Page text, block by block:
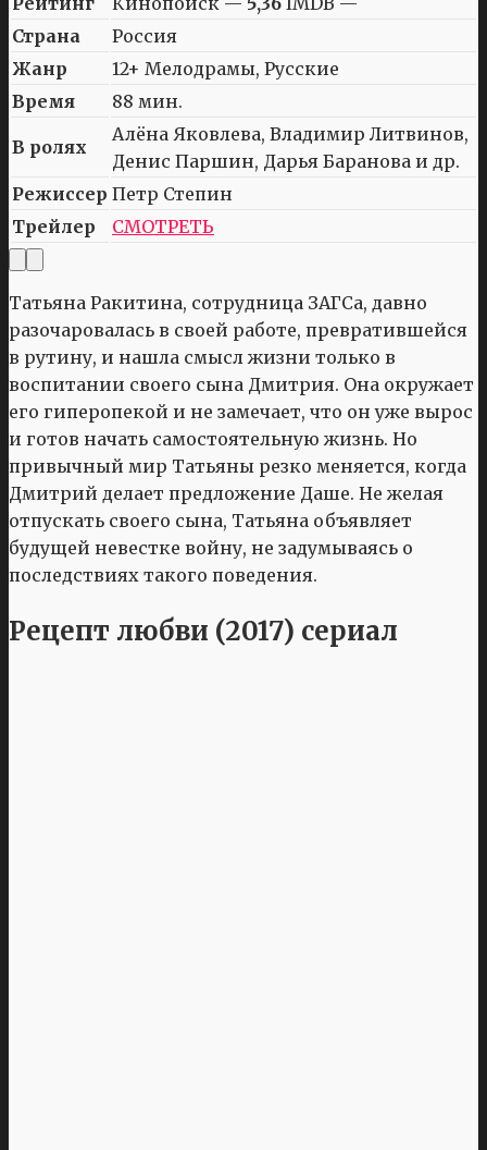
Страна
Россия
Жанр
12+ Мелодрамы, Русские
Время
88 мин.
В ролях
Алёна Яковлева, Владимир Литвинов,
Денис Паршин, Дарья Баранова и др.
Режиссер Петр Степин
Трейлер
СМОТРЕТЬ
Татьяна Ракитина, сотрудница ЗАГСа, давно
разочаровалась в своей работе, превратившейся
в рутину, и нашла смысл жизни только в
воспитании своего сына Дмитрия. Она окружает
его гиперопекой и не замечает, что он уже вырос
и готов начать самостоятельную жизнь. Но
привычный мир Татьяны резко меняется, когда
Дмитрий делает предложение Даше. Не желая
отпускать своего сына, Татьяна объявляет
будущей невестке войну, не задумываясь о
последствиях такого поведения.
Рецепт любви (2017) сериал